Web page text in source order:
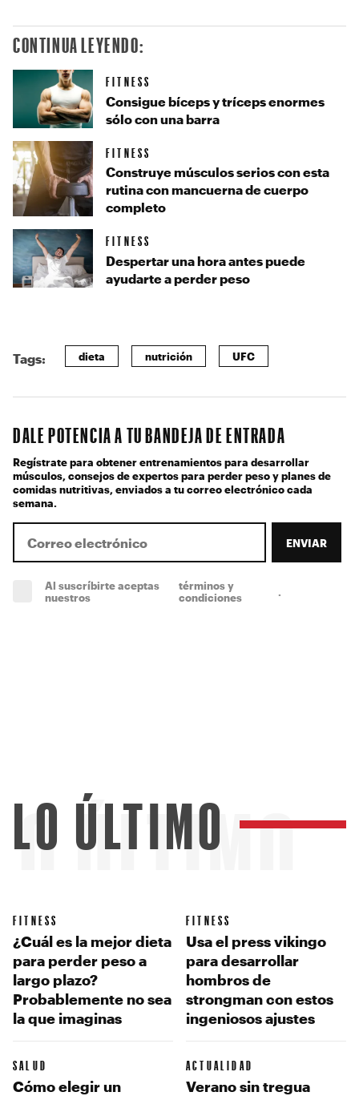
CONTINUA LEYENDO:
FITNESS
Consigue bíceps y tríceps enormes
sólo con una barra
FITNESS
Construye músculos serios con esta
rutina con mancuerna de cuerpo
completo
FITNESS
Despertar una hora antes puede
ayudarte a perder peso
Tags: dieta nutrición UFC
DALE POTENCIA A TU BANDEJA DE ENTRADA
Regístrate para obtener entrenamientos para desarrollar
músculos, consejos de expertos para perder peso y planes de
comidas nutritivas, enviados a tu correo electrónico cada
semana.
ENVIAR
Al suscríbirte aceptas
nuestros
términos y
condiciones
ÚLTIMO
LO ÚLTIMO
FITNESS
¿Cuál es la mejor dieta
para perder peso a
largo plazo?
Probablemente no sea
la que imaginas
FITNESS
Usa el press vikingo
para desarrollar
hombros de
strongman con estos
ingeniosos ajustes
SALUD
Cómo elegir un
ACTUALIDAD
Verano sin tregua